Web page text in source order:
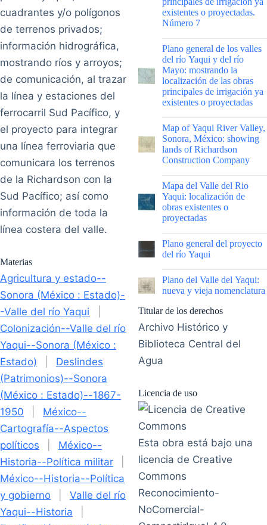
cuadrantes y/o polígonos
de terrenos privados;
información hidrográfica,
mostrando ríos y arroyos;
de comunicación, al trazar
la línea y estaciones del
ferrocarril Sud Pacífico, y
el proyecto para integrar
una línea ferroviaria que
comunicara los terrenos
de la Richardson con la
Sud Pacífico; así como
información de toda la
línea costera del valle.
Materias
Agricultura y estado--
Sonora (México : Estado)-
-Valle del río Yaqui
Colonización--Valle del río
Yaqui--Sonora (México :
Estado)
Deslindes
(Patrimonios)--Sonora
(México : Estado)--1867-
1950
México--
Cartografía--Aspectos
políticos
México--
Historia--Política militar
México--Historia--Política
y gobierno
Valle del río
Yaqui--Historia
existentes o proyectadas.
Número 7
|
Plano general de los valles
del río Yaqui y del río
Mayo: mostrando la
localización de las obras
principales de irrigación ya
existentes o proyectadas
|
Map of Yaqui River Valley,
Sonora, México: showing
lands of Richardson
Construction Company
|
Mapa del Valle del Rio
Yaqui: localización de
obras existentes o
proyectadas
|
Plano general del proyecto
del río Yaqui
|
Plano del Valle del Yaqui:
nueva y vieja nomenclatura
Titular de los derechos
Archivo Histórico y
Biblioteca Central del
Agua
Licencia de uso
Esta obra está bajo una
licencia de Creative
Commons
Reconocimiento-
NoComercial-